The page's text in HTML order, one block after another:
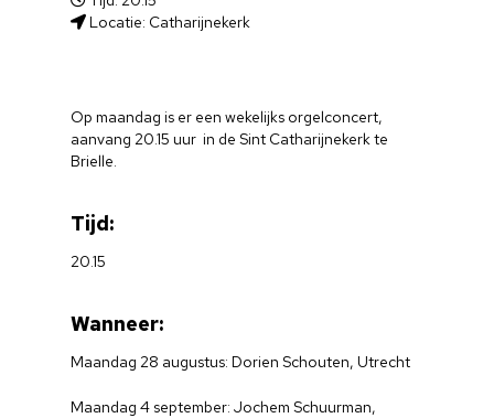
Op maandag is er een wekelijks orgelconcert,
aanvang 20.15 uur in de Sint Catharijnekerk te
Brielle.
Tijd:
20.15
Wanneer:
Maandag 28 augustus: Dorien Schouten, Utrecht
Maandag 4 september: Jochem Schuurman,
Locatie: Catharijnekerk